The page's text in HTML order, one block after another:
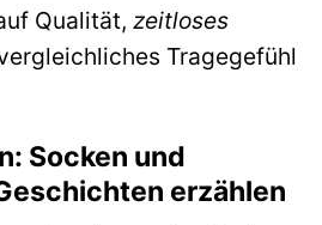
Qualität, zeitloses
Tragegefühl
Socken und
erzählen